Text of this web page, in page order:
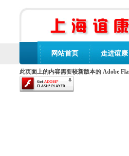
网站首页 走进谊康
此页面上的内容需要较新版本的 Adobe